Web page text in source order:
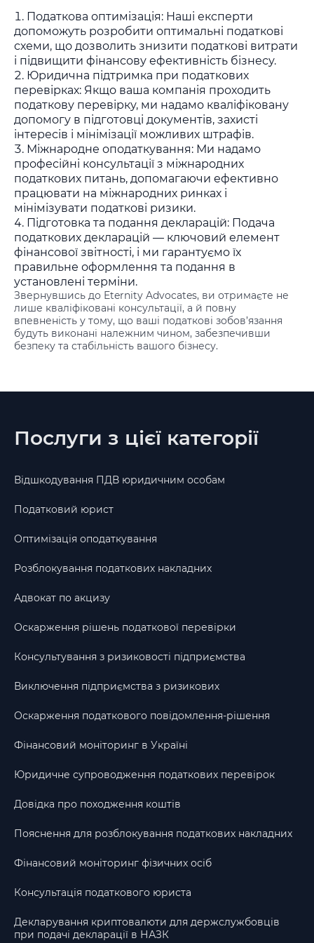
Податкова оптимізація: Наші експерти
допоможуть розробити оптимальні податкові
схеми, що дозволить знизити податкові витрати
і підвищити фінансову ефективність бізнесу.
Юридична підтримка при податкових
перевірках: Якщо ваша компанія проходить
податкову перевірку, ми надамо кваліфіковану
допомогу в підготовці документів, захисті
інтересів і мінімізації можливих штрафів.
Міжнародне оподаткування: Ми надамо
професійні консультації з міжнародних
податкових питань, допомагаючи ефективно
працювати на міжнародних ринках і
мінімізувати податкові ризики.
Підготовка та подання декларацій: Подача
податкових декларацій — ключовий елемент
фінансової звітності, і ми гарантуємо їх
правильне оформлення та подання в
установлені терміни.
Звернувшись до Eternity Advocates, ви отримаєте не
лише кваліфіковані консультації, а й повну
впевненість у тому, що ваші податкові зобов’язання
будуть виконані належним чином, забезпечивши
безпеку та стабільність вашого бізнесу.
Послуги з цієї категорії
Відшкодування ПДВ юридичним особам
Податковий юрист
Оптимізація оподаткування
Розблокування податкових накладних
Адвокат по акцизу
Оскарження рішень податкової перевірки
Консультування з ризиковості підприємства
Виключення підприємства з ризикових
Оскарження податкового повідомлення-рішення
Фінансовий моніторинг в Україні
Юридичне супроводження податкових перевірок
Довідка про походження коштів
Пояснення для розблокування податкових накладних
Фінансовий моніторинг фізичних осіб
Консультація податкового юриста
Декларування криптовалюти для держслужбовців
при подачі декларації в НАЗК